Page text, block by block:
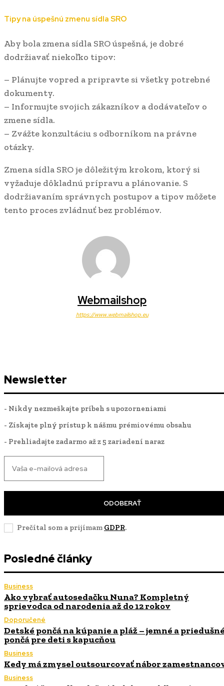
Tipy na úspešnú zmenu sídla SRO
Aby bola zmena sídla SRO úspešná, je dobré
dodržiavať niekoľko tipov:
– Plánujte vopred a pripravte si všetky potrebné
dokumenty.
– Informujte svojich zákazníkov a dodávateľov o
zmene sídla.
– Zvážte konzultáciu s odborníkom na právne
otázky.
Zmena sídla SRO je dôležitým krokom, ktorý si
vyžaduje dôkladnú prípravu a plánovanie. S
dodržiavaním správnych postupov a tipov môžete
tento proces zvládnuť bez problémov.
Webmailshop
https://www.webmailshop.eu
Newsletter
- Nikdy nezmeškajte príbeh s upozorneniami
- Získajte plný prístup k nášmu prémiovému obsahu
- Prehliadajte zadarmo až z 5 zariadení naraz
ODOBERAŤ
Prečítal som a prijímam GDPR.
Posledné články
Business
Ako vybrať autosedačku Nuna? Kompletný
sprievodca od narodenia až do 12 rokov
Doporučené
Detské pončá na kúpanie a pláž – jemné a
pončá pre deti s kapucňou
Business
Kedy má zmysel outsourcovať nábor
Business